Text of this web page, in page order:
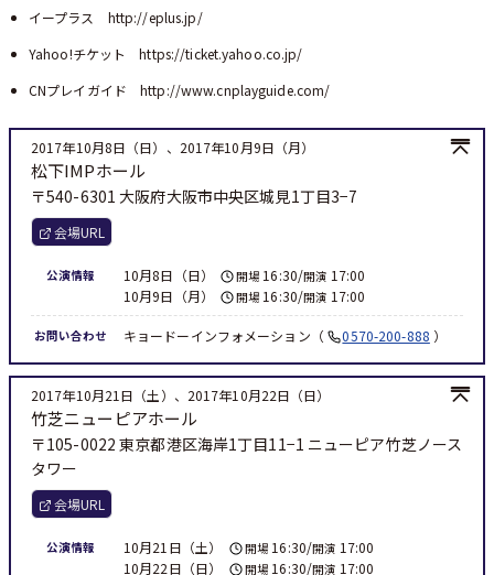
イープラス http://eplus.jp/
Yahoo!チケットhttps://ticket.yahoo.co.jp/
CNプレイガイドhttp://www.cnplayguide.com/
2017年10月8日（日）、2017年10月9日（月）
松下IMPホール
〒540-6301 大阪府大阪市中央区城見1丁目3−7
会場URL
公演情報 10月8日（日） 開場 16:30/開演 17:00
10月9日（月）
開場 16:30/開演 17:00
お問い合わせ キョードーインフォメーション 0570-200-888
2017年10月21日（土）、2017年10月22日（日）
竹芝ニューピアホール
〒105-0022 東京都港区海岸1丁目11−1 ニューピア竹芝ノース
タワー
会場URL
公演情報 10月21日（土） 開場 16:30/開演 17:00
10月22日（日）
開場 16:30/開演 17:00